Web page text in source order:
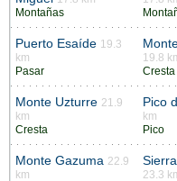
Montañas
Puerto Esaíde 19.3
km
Pasar
19.8
Cresta
Monte Uzturre 21.9
km
Cresta
Pico
km
Pico
Monte Gazuma 22.9
km
23.3